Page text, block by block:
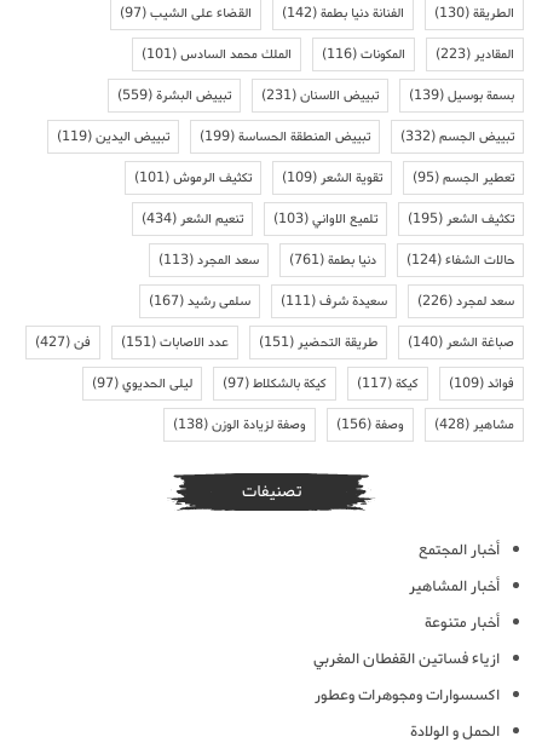
الطريقة(130) الفنانة دنيا بطمة(142) القضاء على الشيب(97)
المقادير(223) المكونات(116) الملك محمد السادس(101)
بسمة بوسيل(139) تبييض الاسنان(231) تبييض البشرة(559)
تبييض الجسم(332) تبييض المنطقة الحساسة(199) تبييض اليدين(119)
تعطير الجسم(95) تقوية الشعر(109) تكثيف الرموش(101)
تكثيف الشعر(195) تلميع الاواني(103) تنعيم الشعر(434)
حالات الشفاء(124) دنيا بطمة(761) سعد المجرد(113)
سعد لمجرد(226) سعيدة شرف(111) سلمى رشيد(167)
صباغة الشعر(140) طريقة التحضير(151) عدد الاصابات(151) فن(427)
فوائد(109) كيكة(117) كيكة بالشكلاط(97) ليلى الحديوي(97)
مشاهير(428) وصفة(156) وصفة لزيادة الوزن(138)
تصنيفات
أخبار المجتمع
أخبار المشاهير
أخبار متنوعة
ازياء فساتين القفطان المغربي
اكسسوارات ومجوهرات وعطور
الحمل و الولادة